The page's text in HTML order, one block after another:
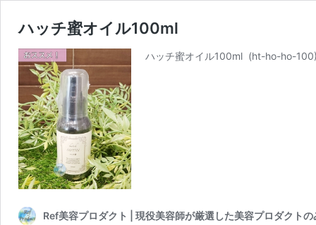
ハッチ蜜オイル100ml
ハッチ蜜オイル100ml (ht-ho-ho-
Ref美容プロダクト | 現役美容師が厳選した美容プロダクトの